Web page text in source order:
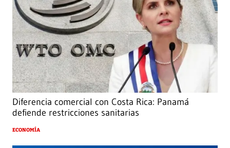
Diferencia comercial con Costa Rica: Panamá
defiende restricciones sanitarias
ECONOMÍA